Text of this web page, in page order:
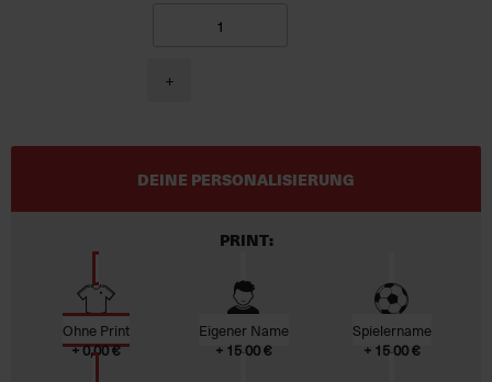
+
DEINE PERSONALISIERUNG
PRINT:
Ohne Print
+ 0,00 €
Eigener Name
+ 15,00 €
Spielername
+ 15,00 €